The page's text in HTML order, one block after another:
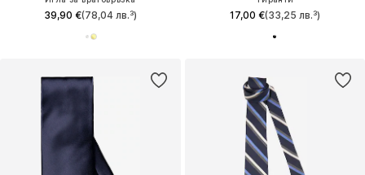
39,90 €(78,04 лв.³) 17,00 €(33,25 лв.³)